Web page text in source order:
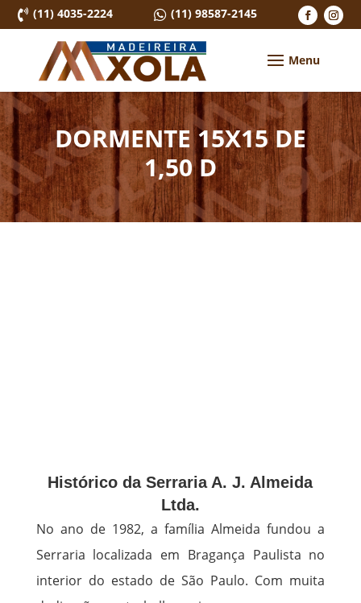
 (11) 4035-2224  (11) 98587-2145
DORMENTE 15X15 DE
1,50 D
Histórico da Serraria A. J. Almeida
Ltda.
No ano de 1982, a família Almeida fundou a
Serraria localizada em Bragança Paulista no
interior do estado de São Paulo. Com muita